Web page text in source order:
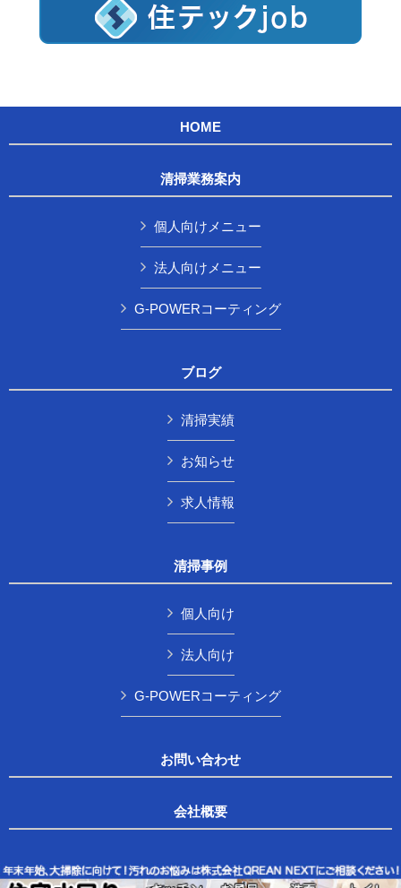
HOME
清掃業務案内
個人向けメニュー
法人向けメニュー
G-POWERコーティング
ブログ
清掃実績
お知らせ
求人情報
清掃事例
個人向け
法人向け
G-POWERコーティング
お問い合わせ
会社概要
Copyright © 株式会社QREAN NEXT All Rights Reserved.